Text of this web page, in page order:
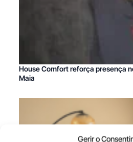
Gerir o
House Comfort reforça presença
Maia